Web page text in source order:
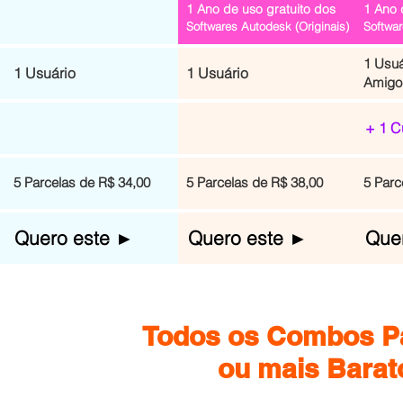
1 Ano de uso gratuito dos
Softwares Autodesk (Originais)
1 Ano
1 Usuário 1 Usuário
1
Amigo
+ 1
5 Parcelas de R$ 34,00 5 Parcelas de R$ 38,00 5
Quero este ► Quero este ►
Todos os Combos
ou mais